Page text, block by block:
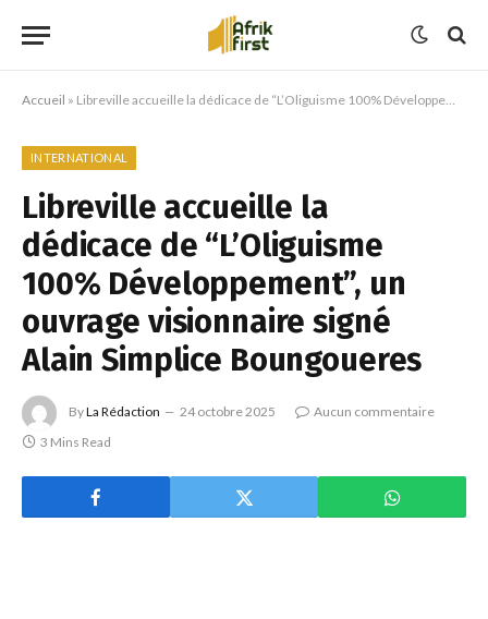
Accueil » Libreville accueille la dédicace de “L’Oliguisme 100% Développement”, un ouvrage visionnaire signé Alain Simplice Boungoueres
INTERNATIONAL
Libreville accueille la
dédicace de “L’Oliguisme
100% Développement”, un
ouvrage visionnaire signé
Alain Simplice Boungoueres
ByLa Rédaction 24 octobre 2025
Aucun commentaire
3 Mins Read